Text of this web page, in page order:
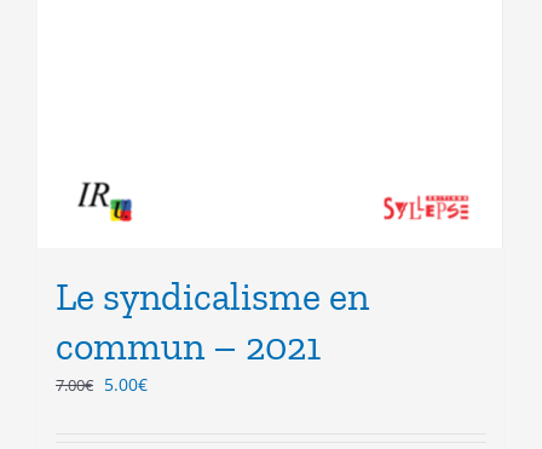
Le syndicalisme en
commun – 2021
7.00€ Le
5.00€Le